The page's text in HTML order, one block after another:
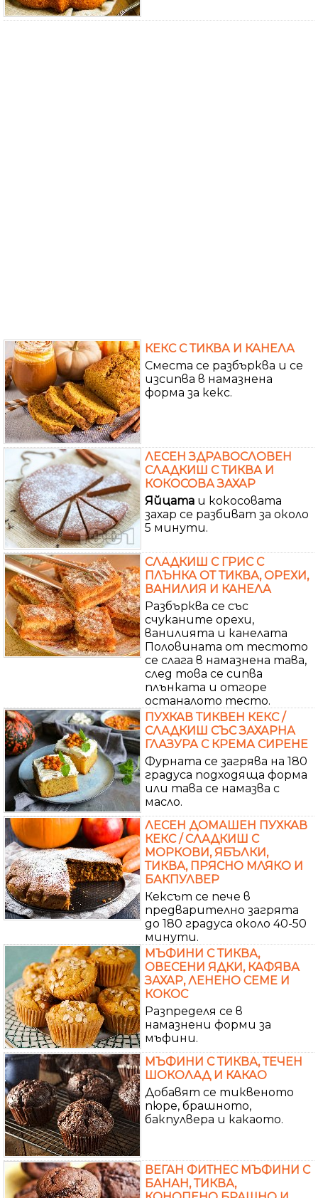
КЕКС С ТИКВА И КАНЕЛА
Сместа се разбърква и се
изсипва в намазнена
форма за кекс.
ЛЕСЕН ЗДРАВОСЛОВЕН
СЛАДКИШ С ТИКВА И
КОКОСОВА ЗАХАР
Яйцата и кокосовата
захар се разбиват за около
5 минути.
СЛАДКИШ С ГРИС С
ПЛЪНКА ОТ ТИКВА, ОРЕХИ,
ВАНИЛИЯ И КАНЕЛА
Разбърква се със
счуканите орехи,
ванилията и канелата
Половината от тестото
се слага в намазнена тава,
след това се сипва
плънката и отгоре
останалото тесто.
ПУХКАВ ТИКВЕН КЕКС /
СЛАДКИШ СЪС ЗАХАРНА
ГЛАЗУРА С КРЕМА СИРЕНЕ
Фурната се загрява на 180
градуса подходяща форма
или тава се намазва с
масло.
ЛЕСЕН ДОМАШЕН ПУХКАВ
КЕКС / СЛАДКИШ С
МОРКОВИ, ЯБЪЛКИ,
ТИКВА, ПРЯСНО МЛЯКО И
БАКПУЛВЕР
Кексът се пече в
предварително загрята
до 180 градуса около 40-50
минути.
МЪФИНИ С ТИКВА,
ОВЕСЕНИ ЯДКИ, КАФЯВА
ЗАХАР, ЛЕНЕНО СЕМЕ И
КОКОС
Разпределя се в
намазнени форми за
мъфини.
МЪФИНИ С ТИКВА, ТЕЧЕН
ШОКОЛАД И КАКАО
Добавят се тиквеното
пюре, брашното,
бакпулвера и какаото.
ВЕГАН ФИТНЕС МЪФИНИ С
БАНАН, ТИКВА,